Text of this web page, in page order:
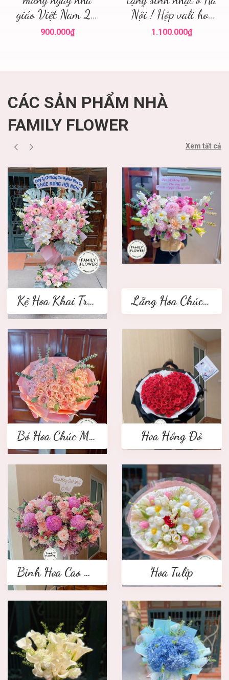
giáo Việt Nam 20
tháng 11 ở Hà Nội!
900.000₫
Nội ! Hộp vali hoa
Hà Nội ! Hoa tươi
1.100.000₫
CÁC SẢN PHẨM NHÀ
FAMILY FLOWER
Xem tất cả
Kệ Hoa Khai Trương 2 tầng Lẵng Hoa Chúc Mừng
Bó Hoa Chúc Mừng Hoa Hồng Đỏ
Bình Hoa Cao Cấp Hoa Tulip